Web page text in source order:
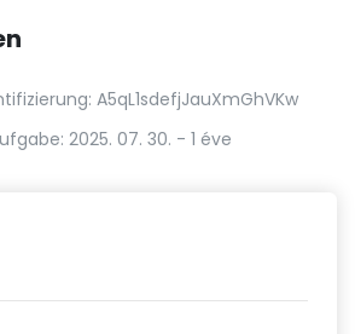
A5qL1sdefjJauXmGhVKw
2025. 07. 30. - 1 éve